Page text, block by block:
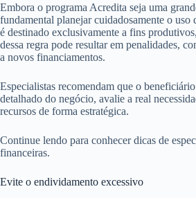
Embora o programa Acredita seja uma
fundamental planejar cuidadosamente o
é destinado exclusivamente a fins
dessa regra pode resultar em penalidades,
a novos financiamentos.
Especialistas recomendam que o
detalhado do negócio, avalie a real
recursos de forma estratégica.
Continue lendo para conhecer dicas de
financeiras.
Evite o endividamento excessivo